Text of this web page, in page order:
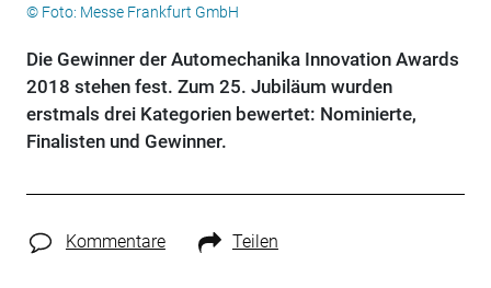
© Foto: Messe Frankfurt GmbH
Die Gewinner der Automechanika Innovation Awards
2018 stehen fest. Zum 25. Jubiläum wurden
erstmals drei Kategorien bewertet: Nominierte,
Finalisten und Gewinner.
Kommentare Teilen